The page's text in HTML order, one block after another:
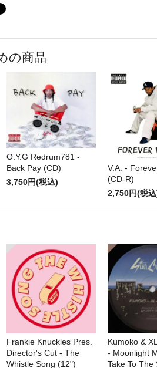
の商品
O.Y.G Redrum781 -
Back Pay (CD)
3,750円(税込)
V.A. -
(CD-R)
2,750円(税
Frankie Knuckles Pres.
Director's Cut - The
Whistle Song (12")
Kumoko &
- Moonlight
Take To The